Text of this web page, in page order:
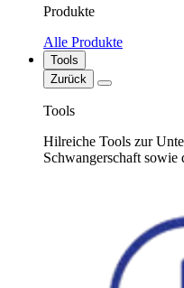
Produkte
Alle Produkte
Tools
Zurück
Tools
Hilreiche Tools zur
Schwangerschaft sowie